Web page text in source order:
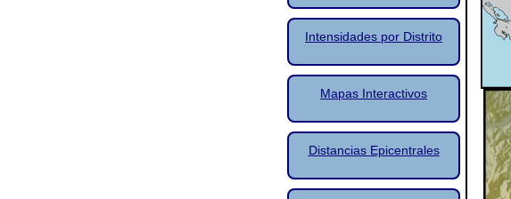
Intensidades por Distrito
Mapas Interactivos
Distancias Epicentrales